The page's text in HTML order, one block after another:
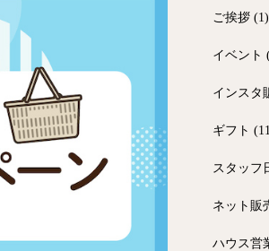
ご挨拶 (1)
イベント
インスタ
ギフト
スタッフ
ネット販
ハウス営